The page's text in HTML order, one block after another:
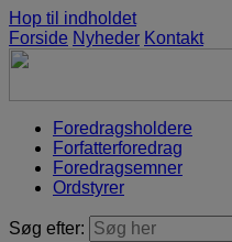
Hop til indholdet
Forside Nyheder Kontakt
Foredragsholdere
Forfatterforedrag
Foredragsemner
Ordstyrer
Søg efter: